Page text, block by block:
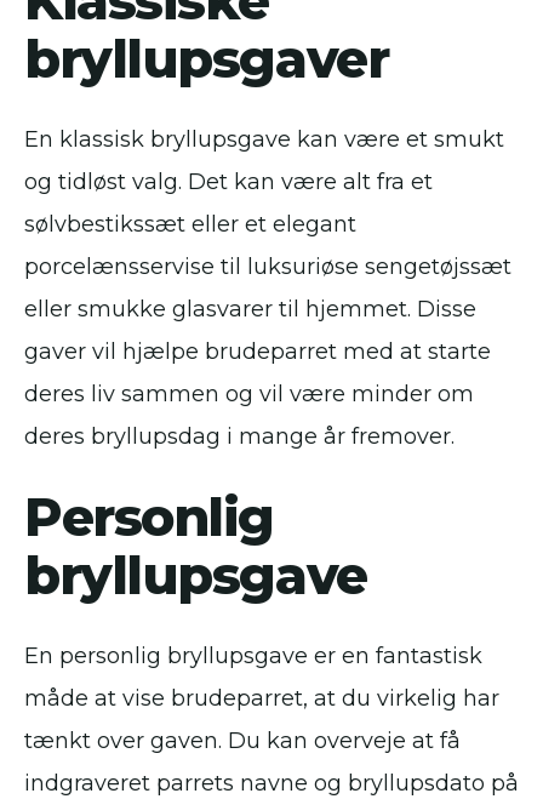
bryllupsgaver
En klassisk bryllupsgave kan være et smukt
og tidløst valg. Det kan være alt fra et
sølvbestikssæt eller et elegant
porcelænsservise til luksuriøse sengetøjssæt
eller smukke glasvarer til hjemmet. Disse
gaver vil hjælpe brudeparret med at starte
deres liv sammen og vil være minder om
deres bryllupsdag i mange år fremover.
Personlig
bryllupsgave
En personlig bryllupsgave er en fantastisk
måde at vise brudeparret, at du virkelig har
tænkt over gaven. Du kan overveje at få
indgraveret parrets navne og bryllupsdato på